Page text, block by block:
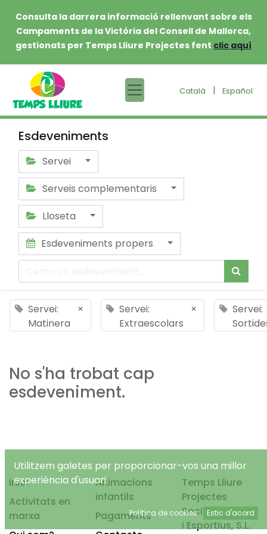
Consulta la darrera informació rellenvant sobre els
Campaments de la Victòria del Consell de Mallorca,
gestionats per Temps Lliure Projectes fent clic aquí
Català | Español
Esdeveniments
Servei
Serveis complementaris
Lloseta
Esdeveniments propers
Servei:
Matinera
×
Servei:
Extraescolars
×
Servei:
No s'ha trobat cap
esdeveniment.
Inici
Activitats en
marxa
Animacions
infantils
Pagaments
Temps Lliure
Projectes
Socioeducatius
i Esportius, S.L.
Utilitzem galetes per proporcionar-vos una millor
experiència d'usuari.
Política de cookies Estic d'acord